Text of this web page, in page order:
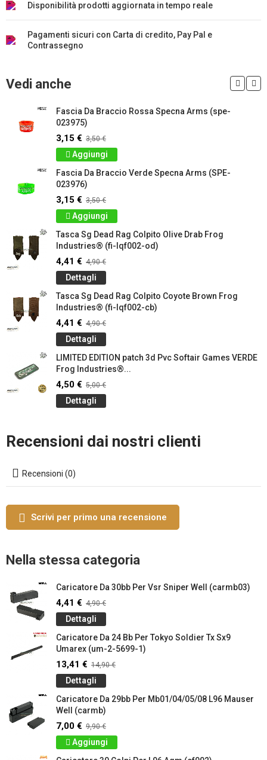
Disponibilità prodotti aggiornata in tempo reale
Pagamenti sicuri con Carta di credito, Pay Pal e
Contrassegno
Vedi anche
Fascia Da Braccio Rossa Specna Arms (spe-
023975)
3,15 € 3,50 €
Aggiungi
Fascia Da Braccio Verde Specna Arms (SPE-
023976)
3,15 € 3,50 €
Aggiungi
Tasca Sg Dead Rag Colpito Olive Drab Frog
Industries® (fi-lqf002-od)
4,41 € 4,90 €
Dettagli
Tasca Sg Dead Rag Colpito Coyote Brown Frog
Industries® (fi-lqf002-cb)
4,41 € 4,90 €
Dettagli
LIMITED EDITION patch 3d Pvc Softair Games VERDE
Frog Industries®...
4,50 € 5,00 €
Dettagli
Recensioni dai nostri clienti
Recensioni (0)
Scrivi per primo una recensione
Nella stessa categoria
Caricatore Da 30bb Per Vsr Sniper Well (carmb03)
4,41 € 4,90 €
Dettagli
Caricatore Da 24 Bb Per Tokyo Soldier Tx Sx9
Umarex (um-2-5699-1)
13,41 € 14,90 €
Dettagli
Caricatore Da 29bb Per Mb01/04/05/08 L96 Mauser
Well (carmb)
7,00 € 9,90 €
Aggiungi